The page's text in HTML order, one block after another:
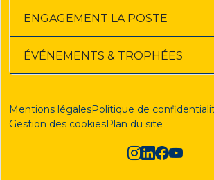
ENGAGEMENT LA POSTE
ÉVÉNEMENTS & TROPHÉES
Mentions légalesPolitique de
Gestion des cookiesPlan du site